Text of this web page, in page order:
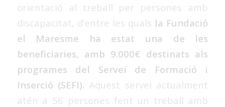
orientació al treball per persones amb
discapacitat, d’entre les quals la Fundació
el Maresme ha estat una de les
beneficiaries, amb 9.000€ destinats als
programes del Servei de Formació i
Inserció (SEFI). Aquest servei actualment
atén a 56 persones fent un treball amb